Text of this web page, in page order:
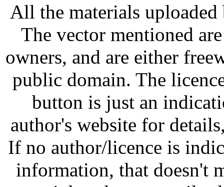
All the materials
The vector mentioned
owners, and are either
public domain. The
button is just an
author's website for
If no author/licence is
information, that doesn't